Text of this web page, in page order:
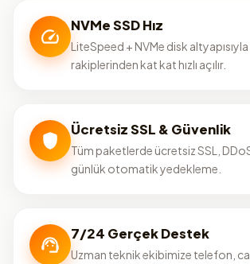
NVMe SSD Hız
LiteSpeed + NVMe disk
rakiplerinden kat kat hızlı açılır.
Ücretsiz SSL & Güvenlik
Tüm paketlerde ücretsiz SSL,
günlük otomatik yedekleme.
7/24 Gerçek Destek
Uzman teknik ekibimize telefon,